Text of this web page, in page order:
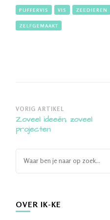
PUFFERVIS VIS ZEEDIEREN
ZELFGEMAAKT
Bericht
navigatie
VORIG ARTIKEL
Zoveel ideeën, zoveel
projecten
Op
zoek
OVER IK-KE